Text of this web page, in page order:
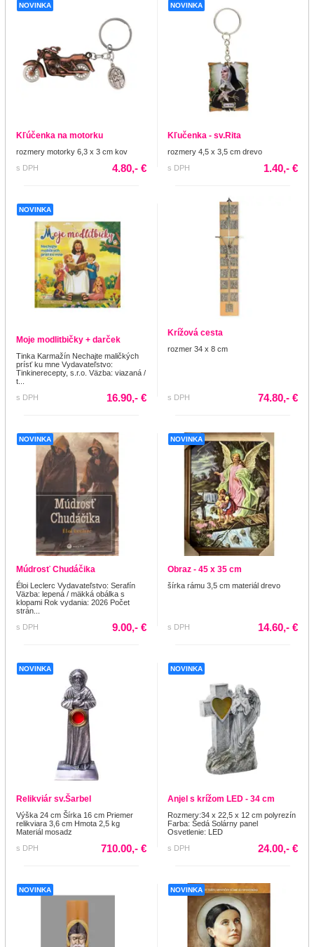
NOVINKA
Kľúčenka na motorku
rozmery motorky 6,3 x 3 cm kov
s DPH
4.80,- €
NOVINKA
Kľučenka - sv.Rita
rozmery 4,5 x 3,5 cm drevo
s DPH
1.40,- €
NOVINKA
Moje modlitbičky + darček
Tinka Karmažín Nechajte maličkých
prísť ku mne Vydavateľstvo:
Tinkinerecepty, s.r.o. Väzba: viazaná /
t...
s DPH
16.90,- €
Krížová cesta
rozmer 34 x 8 cm
s DPH 74.80,- €
NOVINKA
Múdrosť Chudáčika
Éloi Leclerc Vydavateľstvo: Serafín
Väzba: lepená / mäkká obálka s
klopami Rok vydania: 2026 Počet
strán...
s DPH
9.00,- €
NOVINKA
Obraz - 45 x 35 cm
šírka rámu 3,5 cm materiál drevo
s DPH 14.60,- €
NOVINKA
Relikviár sv.Šarbel
Výška 24 cm Šírka 16 cm Priemer
relikviara 3,6 cm Hmota 2,5 kg
Materiál mosadz
s DPH
710.00,- €
NOVINKA
Anjel s krížom LED - 34 cm
Rozmery:34 x 22,5 x 12 cm polyrezín
Farba: Šedá Solárny panel
Osvetlenie: LED
s DPH
24.00,- €
NOVINKA NOVINKA